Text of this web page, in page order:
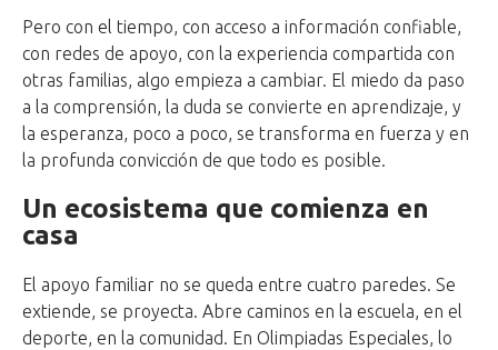
Pero con el tiempo, con acceso a información confiable,
con redes de apoyo, con la experiencia compartida con
otras familias, algo empieza a cambiar. El miedo da paso
a la comprensión, la duda se convierte en aprendizaje, y
la esperanza, poco a poco, se transforma en fuerza y en
la profunda convicción de que todo es posible.
Un ecosistema que comienza en
casa
El apoyo familiar no se queda entre cuatro paredes. Se
extiende, se proyecta. Abre caminos en la escuela, en el
deporte, en la comunidad. En Olimpiadas Especiales, lo